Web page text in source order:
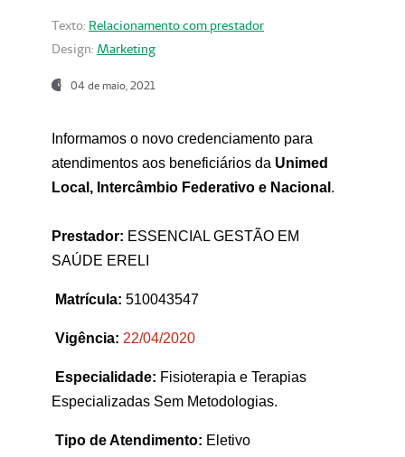
Texto: Relacionamento com prestador
Design: Marketing
04 de maio, 2021
Informamos o novo credenciamento para
atendimentos aos beneficiários da Unimed
Local, Intercâmbio Federativo e Nacional .
Prestador: ESSENCIAL GESTÃO EM
SAÚDE ERELI
Matrícula: 510043547
Vigência: 22/04/2020
Especialidade: Fisioterapia e Terapias
Especializadas Sem Metodologias.
Tipo de Atendimento: Eletivo